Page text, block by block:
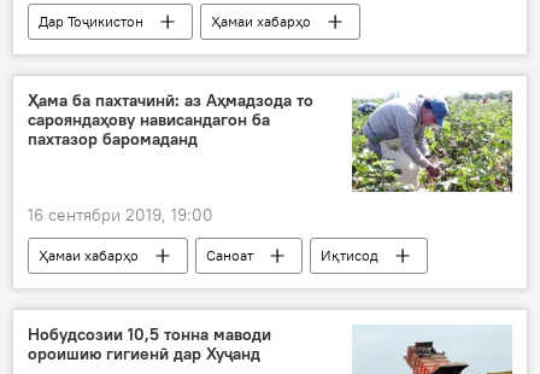
Дар Тоҷикистон
Ҳамаи хабарҳо
Фарҳанг
Ҳама ба пахтачинӣ: аз Аҳмадзода то
сарояндаҳову нависандагон ба
пахтазор баромаданд
16 сентябри 2019, 19:00
Ҳамаи хабарҳо Саноат
Иқтисод
пахта
пахтачинӣ
мавсими пахтачинӣ
Раҷаббой Аҳмадзода
Зафаробод
Дар Тоҷикистон
Нобудсозии 10,5 тонна маводи
ороишию гигиенӣ дар Хуҷанд